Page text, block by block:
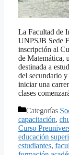
La Facultad de
UNPSJB Sede
inscripción al
de Matemática,
destinada a
del secundario y
iniciar una
clases
Categorías
capacitación,
Curso
educación
estudiantes,